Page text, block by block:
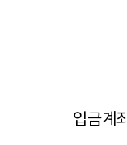
입금계